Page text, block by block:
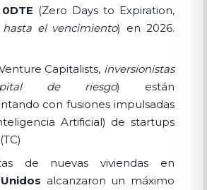
0DTE (Zero Days to Expiration,
hasta el vencimiento) en 2026.
Capitalists, inversionistas
de riesgo) están
con fusiones impulsadas
Artificial) de startups
de nuevas viviendas en
alcanzaron un máximo